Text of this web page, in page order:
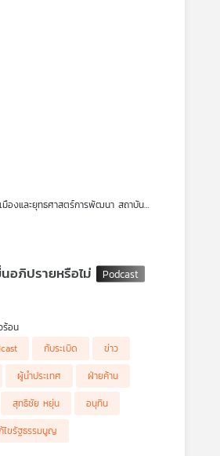
ศ ทั้ง เด็กเกิดน้อย ด้อยคุณภาพ ความ
าที นี้ เราจะได้ฟังว่าผู้คนยังมีความหวังต่อ
องและยุทธศาสตร์การพัฒนา สถาบัน
กล้เข้ามาทุกที หลายคนคาดหวังให้การ
อภิปรายหรือไม่
ร้อน
กับระเบิด
ข่าว
ผู้นำประเทศ
ฝ่ายค้าน
สุทธิชัย หยุ่น
อนุทิน
ไขรัฐธรรมนูญ